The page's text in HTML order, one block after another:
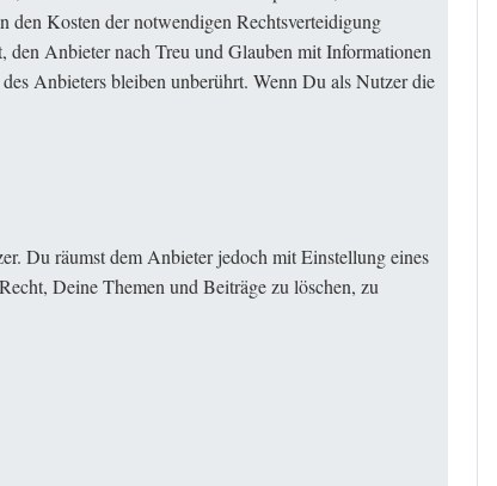
den Kosten der notwendigen Rechtsverteidigung
Anbieter nach Treu und Glauben mit Informationen
Anbieters bleiben unberührt. Wenn Du als Nutzer die
Du räumst dem Anbieter jedoch mit Einstellung eines
Deine Themen und Beiträge zu löschen, zu